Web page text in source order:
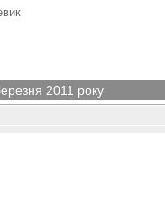
2011 року